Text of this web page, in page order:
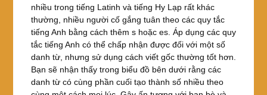
nhiều trong tiếng Latinh và tiếng Hy Lạp rất khác
thường, nhiều người cố gắng tuân theo các quy tắc
tiếng Anh bằng cách thêm s hoặc es. Áp dụng các quy
tắc tiếng Anh có thể chấp nhận được đối với một số
danh từ, nhưng sử dụng cách viết gốc thường tốt hơn.
Bạn sẽ nhận thấy trong biểu đồ bên dưới rằng các
danh từ có cùng phần cuối tạo thành số nhiều theo